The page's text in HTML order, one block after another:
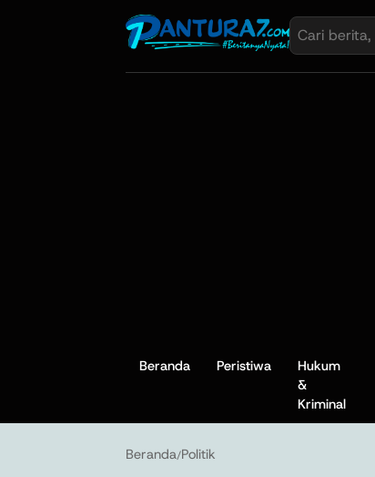
Beranda Peristiwa
Hukum
&
Kriminal
Beranda/Politik